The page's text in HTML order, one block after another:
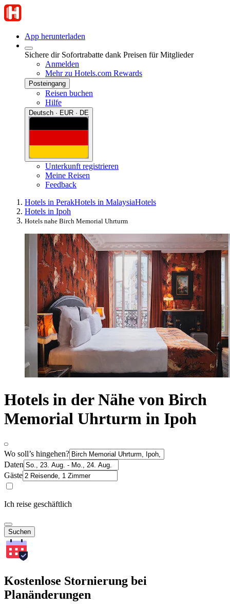
App herunterladen
Sichere dir Sofortrabatte dank Preisen für Mitglieder
Anmelden
Mehr zu Hotels.com Rewards
Posteingang
Reisen buchen
Hilfe
Deutsch · EUR · DE
Unterkunft registrieren
Meine Reisen
Feedback
Hotels in PerakHotels in MalaysiaHotels
Hotels in Ipoh
Hotels nahe Birch Memorial Uhrturm
Hotels in der Nähe von Birch
Memorial Uhrturm in Ipoh
Wo soll’s hingehen?
Daten
Gäste
Ich reise geschäftlich
Suchen
Kostenlose Stornierung bei
Planänderungen